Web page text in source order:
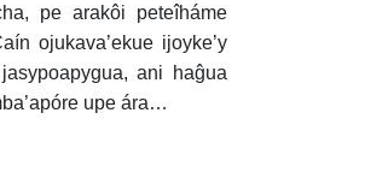
pe arakôi peteîháme
ojukava’ekue ijoyke’y
ani haĝua
upe ára…